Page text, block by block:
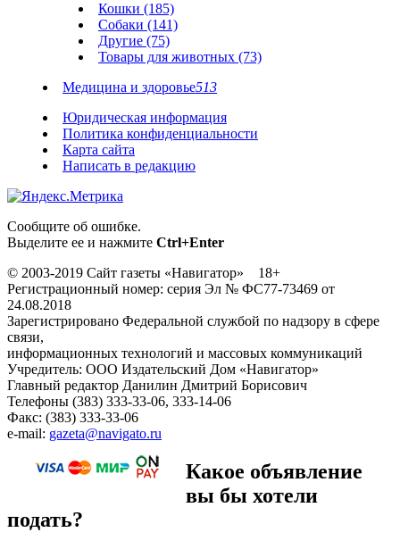
Кошки (185)
Собаки (141)
Другие (75)
Товары для животных (73)
Медицина и здоровье513
Юридическая информация
Политика конфиденциальности
Карта сайта
Написать в редакцию
Сообщите об ошибке.
Выделите ее и нажмите Ctrl+Enter
© 2003-2019 Сайт газеты «Навигатор» 18+
Регистрационный номер: серия Эл № ФС77-73469 от
24.08.2018
Зарегистрировано Федеральной службой по надзору в сфере
связи,
информационных технологий и массовых коммуникаций
Учредитель: ООО Издательский Дом «Навигатор»
Главный редактор Данилин Дмитрий Борисович
Телефоны (383) 333-33-06, 333-14-06
Факс: (383) 333-33-06
e-mail: gazeta@navigato.ru
Какое объявление
вы бы хотели
подать?